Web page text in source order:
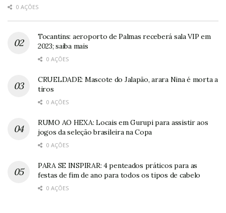
0 AÇÕES
Tocantins: aeroporto de Palmas receberá sala VIP em
2023; saiba mais
0 AÇÕES
CRUELDADE: Mascote do Jalapão, arara Nina é morta a
tiros
0 AÇÕES
RUMO AO HEXA: Locais em Gurupi para assistir aos
jogos da seleção brasileira na Copa
0 AÇÕES
PARA SE INSPIRAR: 4 penteados práticos para as
festas de fim de ano para todos os tipos de cabelo
0 AÇÕES